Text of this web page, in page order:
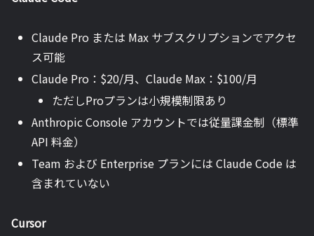
Claude Pro または Max サブスクリプションでアクセ
ス可能
Claude Pro：$20/月、Claude Max：$100/月
ただしProプランは小規模制限あり
Anthropic Console アカウントでは従量課金制（標準
API 料金）
Team および Enterprise プランには Claude Code は
含まれていない
Cursor